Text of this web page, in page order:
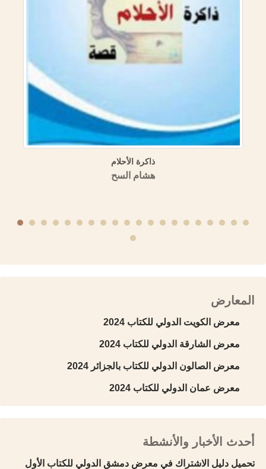
ذاكرة الأحلام
هشام السح
المعارض
معرض الكويت الدولي للكتاب 2024
معرض الشارقة الدولي للكتاب 2024
معرض الصالون الدولي للكتاب بالجزائر 2024
معرض عمان الدولي للكتاب 2024
أحدث الأخبار والأنشطة
تحميل دليل الاشتراك في معرض دمشق الدولي للكتاب الأول